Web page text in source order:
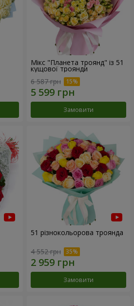
Мікс "Планета троянд" із 51
кущової троянди
6 587 грн
Замовити
51 різнокольорова троянда
4 552 грн
Замовити